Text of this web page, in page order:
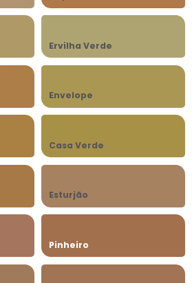
Ervilha Verde
Envelope
Casa Verde
Esturjão
Pinheiro